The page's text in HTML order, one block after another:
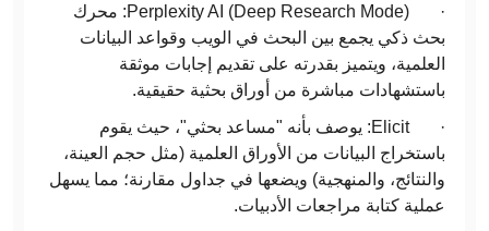
· Perplexity AI (Deep Research Mode): محرك
بحث ذكي يجمع بين البحث في الويب وقواعد البيانات
العلمية، ويتميز بقدرته على تقديم إجابات موثقة
باستشهادات مباشرة من أوراق بحثية حقيقية.
· Elicit: يوصف بأنه "مساعد بحثي"، حيث يقوم
باستخراج البيانات من الأوراق العلمية (مثل حجم العينة،
والنتائج، والمنهجية) ويضعها في جداول مقارنة؛ مما يسهل
عملية كتابة مراجعات الأدبيات.